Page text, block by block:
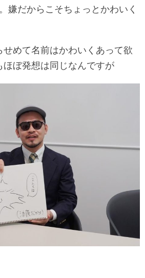
嫌だからこそちょっとかわいく
めて名前はかわいくあって欲
ほぼ発想は同じなんですが